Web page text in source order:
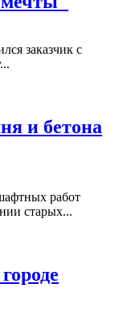
заказчик с
и бетона
работ
старых...